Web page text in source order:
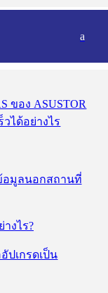
a
ของ ASUSTOR
ได้อย่างไร
อมูลนอกสถานที่
งไร?
ปเกรดเป็น